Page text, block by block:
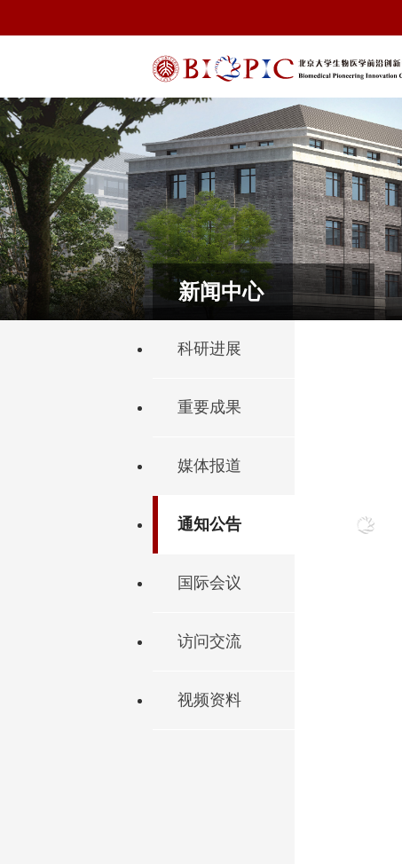
新闻中心
科研进展
重要成果
媒体报道
通知公告
国际会议
访问交流
视频资料